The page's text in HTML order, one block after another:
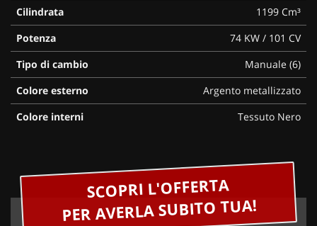
Cilindrata
1199 Cm³
Potenza
74 KW / 101 CV
Tipo di cambio
Manuale (6)
Colore esterno
Argento metallizzato
Colore interni
Tessuto Nero
SCOPRI L'OFFERTA
PER AVERLA SUBITO TUA!